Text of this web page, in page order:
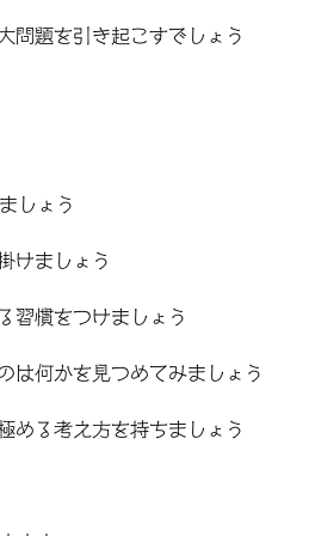
問題を引き起こすでしょう
しょう
けましょう
習慣をつけましょう
は何かを見つめてみましょう
める考え方を持ちましょう